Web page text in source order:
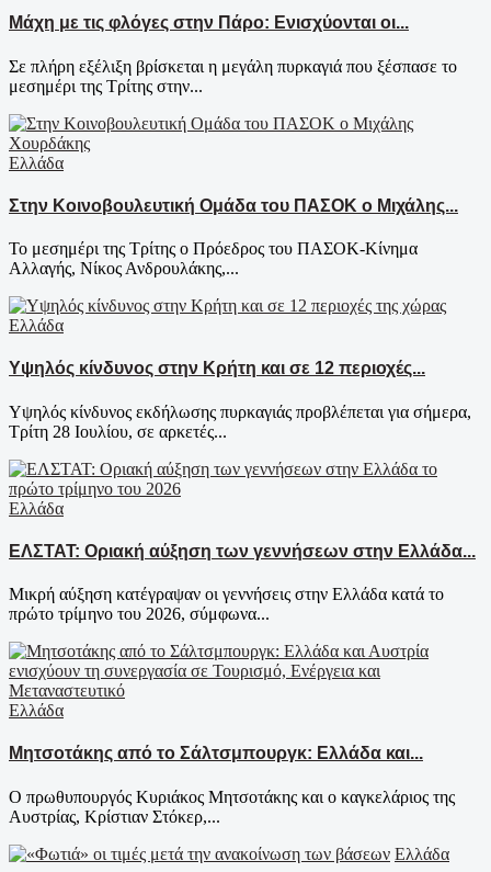
Μάχη με τις φλόγες στην Πάρο: Ενισχύονται οι...
Σε πλήρη εξέλιξη βρίσκεται η μεγάλη πυρκαγιά που ξέσπασε το
μεσημέρι της Τρίτης στην...
Ελλάδα
Στην Κοινοβουλευτική Ομάδα του ΠΑΣΟΚ ο Μιχάλης...
Το μεσημέρι της Τρίτης ο Πρόεδρος του ΠΑΣΟΚ-Κίνημα
Αλλαγής, Νίκος Ανδρουλάκης,...
Ελλάδα
Υψηλός κίνδυνος στην Κρήτη και σε 12 περιοχές...
Υψηλός κίνδυνος εκδήλωσης πυρκαγιάς προβλέπεται για σήμερα,
Τρίτη 28 Ιουλίου, σε αρκετές...
Ελλάδα
ΕΛΣΤΑΤ: Οριακή αύξηση των γεννήσεων στην Ελλάδα...
Μικρή αύξηση κατέγραψαν οι γεννήσεις στην Ελλάδα κατά το
πρώτο τρίμηνο του 2026, σύμφωνα...
Ελλάδα
Μητσοτάκης από το Σάλτσμπουργκ: Ελλάδα και...
Ο πρωθυπουργός Κυριάκος Μητσοτάκης και ο καγκελάριος της
Αυστρίας, Κρίστιαν Στόκερ,...
Ελλάδα